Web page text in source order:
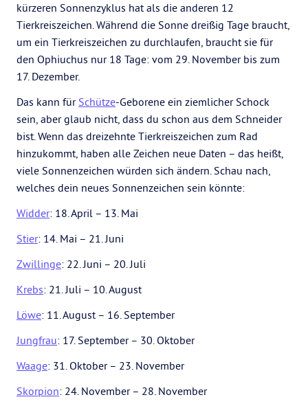
kürzeren Sonnenzyklus hat als die anderen 12
Tierkreiszeichen. Während die Sonne dreißig Tage braucht,
um ein Tierkreiszeichen zu durchlaufen, braucht sie für
den Ophiuchus nur 18 Tage: vom 29. November bis zum
17. Dezember.
Das kann für Schütze-Geborene ein ziemlicher Schock
sein, aber glaub nicht, dass du schon aus dem Schneider
bist. Wenn das dreizehnte Tierkreiszeichen zum Rad
hinzukommt, haben alle Zeichen neue Daten – das heißt,
viele Sonnenzeichen würden sich ändern. Schau nach,
welches dein neues Sonnenzeichen sein könnte:
Widder: 18. April – 13. Mai
Stier: 14. Mai – 21. Juni
Zwillinge: 22. Juni – 20. Juli
Krebs: 21. Juli – 10. August
Löwe: 11. August – 16. September
Jungfrau: 17. September – 30. Oktober
Waage: 31. Oktober – 23. November
Skorpion: 24. November – 28. November